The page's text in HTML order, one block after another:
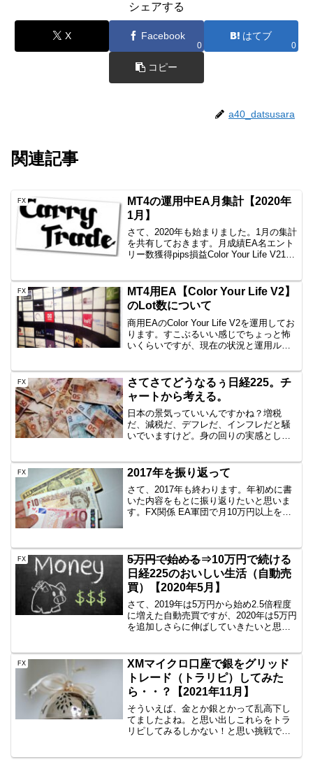
シェアする
X Facebook
0
はてブ
0
コピー
a40_datsusara
関連記事
FX
MT4の運用中EA月集計【2020年
1月】
さて、2020年も始まりました。1月の集計
を共有しておきます。月成績EA名エント
リー数獲得pips損益Color Your Life V210
FX
MT4用EA【Color Your Life V2】
のLot数について
商用EAのColor Your Life V2を運用してお
ります。すこぶるいい感じでちょっと怖
いくらいですが、現在の状況と運用ルー
の増となっています。わずか3週...
FX
さてさてどうなるぅ日経225。チ
ャートから考える。
日本の景気っていいんですかね？増税
だ、減税だ、デフレだ、インフレだと騒
いでいますけど。身の回りの実感として
ゃ。でも日経225は高値から落ちてこない
んですよ。この前いったん...
FX 2017年を振り返って
さて、2017年も終わります。年初めに書
いた内容をもとに振り返りたいと思いま
す。FX関係 EA軍団で月10万円以上を稼
のは作れるようになった 裁量トレードを
期待値レ...
FX 5万円で始める⇒10万円で続ける
日経225のおいしい生活（自動売
買）【2020年5月】
さて、2019年は5万円から始め2.5倍程度
に増えた自動売買ですが、2020年は5万円
を追加しさらに伸ばしていきたいと思い
んかで日経225買えるわけないでしょ？
頭...
FX
XMマイクロ口座で銀をグリッド
トレード（トラリピ）してみた
ら・・？【2021年11月】
そういえば、金とか銀とかって乱高下し
てましたよね。と思い出しこれらをトラ
リピしてみるしかない！と思い挑戦で